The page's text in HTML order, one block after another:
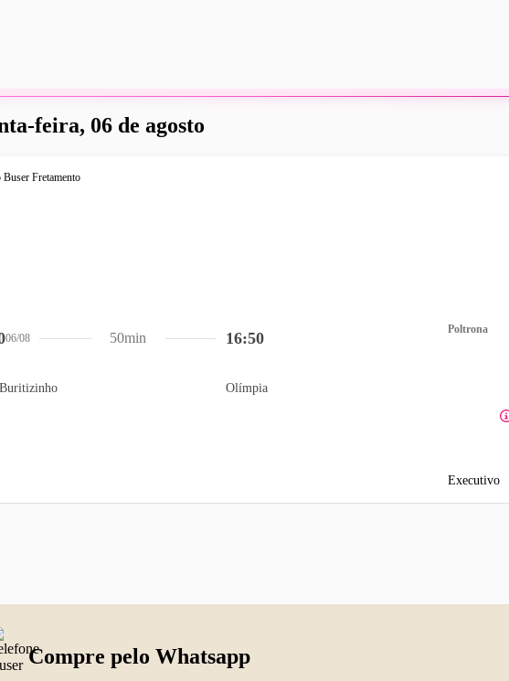
feira, 06 de agosto
06/08 16:50
Olímpia
50min
Poltrona
Executivo
Compre pelo Whatsapp